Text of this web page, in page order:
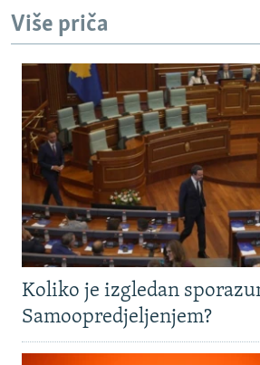
Više priča
Koliko je izgledan
Samoopredjeljenjem?